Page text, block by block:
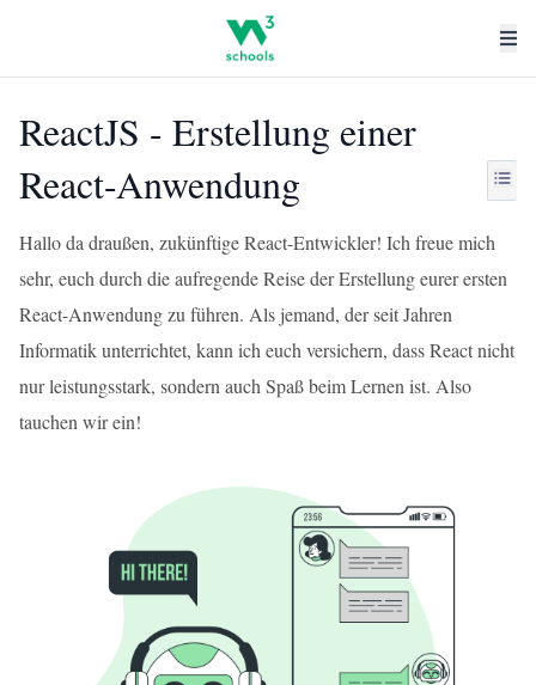
ReactJS - Erstellung einer
React-Anwendung
Hallo da draußen, zukünftige React-Entwickler! Ich freue mich
sehr, euch durch die aufregende Reise der Erstellung eurer ersten
React-Anwendung zu führen. Als jemand, der seit Jahren
Informatik unterrichtet, kann ich euch versichern, dass React nicht
nur leistungsstark, sondern auch Spaß beim Lernen ist. Also
tauchen wir ein!